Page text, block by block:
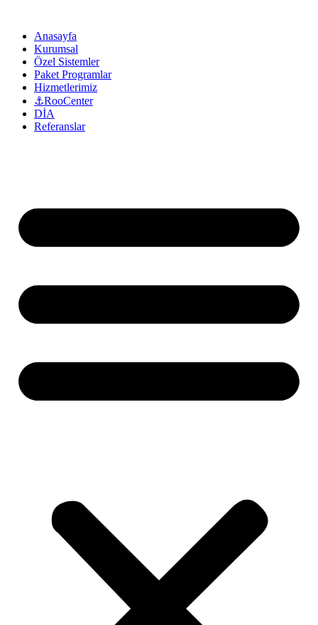
Anasayfa
Kurumsal
Özel Sistemler
Paket Programlar
Hizmetlerimiz
⚓RooCenter
DİA
Referanslar